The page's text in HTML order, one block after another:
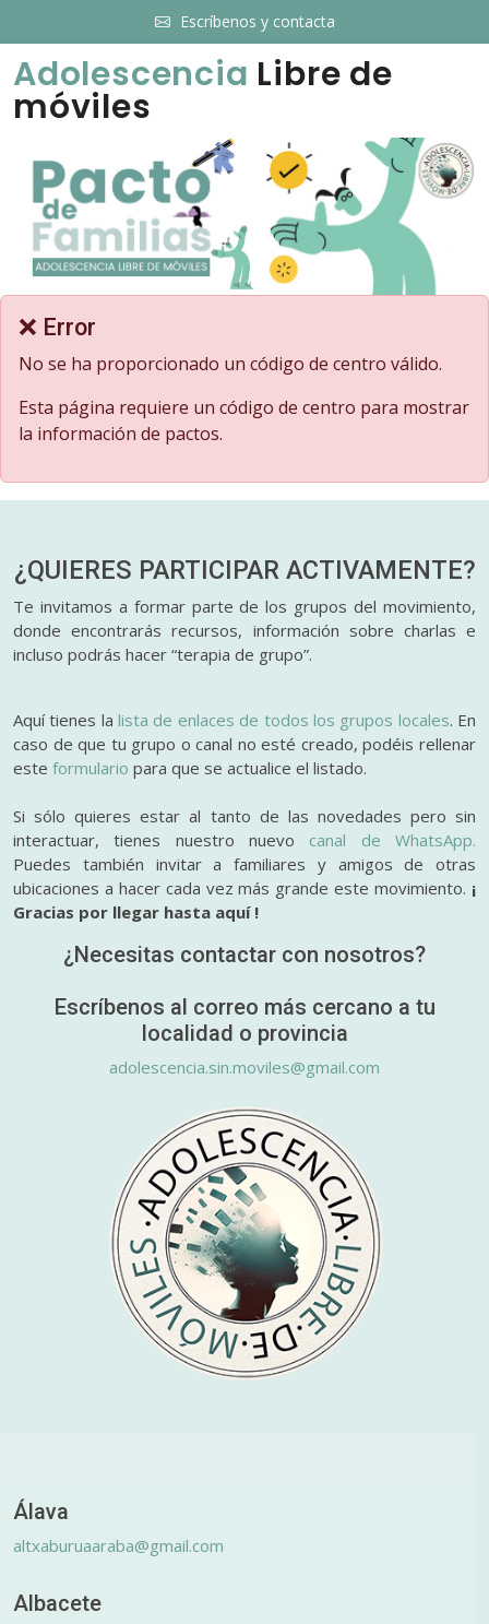
Escríbenos y contacta
Adolescencia Libre de
móviles
❌ Error
No se ha proporcionado un código de centro válido.
Esta página requiere un código de centro para mostrar
la información de pactos.
¿QUIERES PARTICIPAR ACTIVAMENTE?
Te invitamos a formar parte de los grupos del movimiento,
donde encontrarás recursos, información sobre charlas e
incluso podrás hacer “terapia de grupo”.
Aquí tienes lalista de enlaces de todos los grupos locales. En
caso de que tu grupo o canal no esté creado, podéis rellenar
este formulario para que se actualice el listado.
Si sólo quieres estar al tanto de las novedades pero sin
interactuar, tienes nuestro nuevo canal de WhatsApp.
Puedes también invitar a familiares y amigos de otras
ubicaciones a hacer cada vez más grande este movimiento. ¡
Gracias por llegar hasta aquí !
¿Necesitas contactar con nosotros?
Escríbenos al correo más cercano a tu
localidad o provincia
adolescencia.sin.moviles@gmail.com
Álava
altxaburuaaraba@gmail.com
Albacete